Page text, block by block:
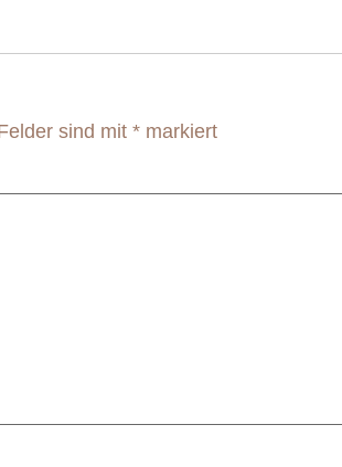
sind mit * markiert